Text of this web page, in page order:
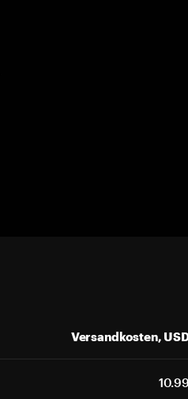
Versandkosten,
10.99